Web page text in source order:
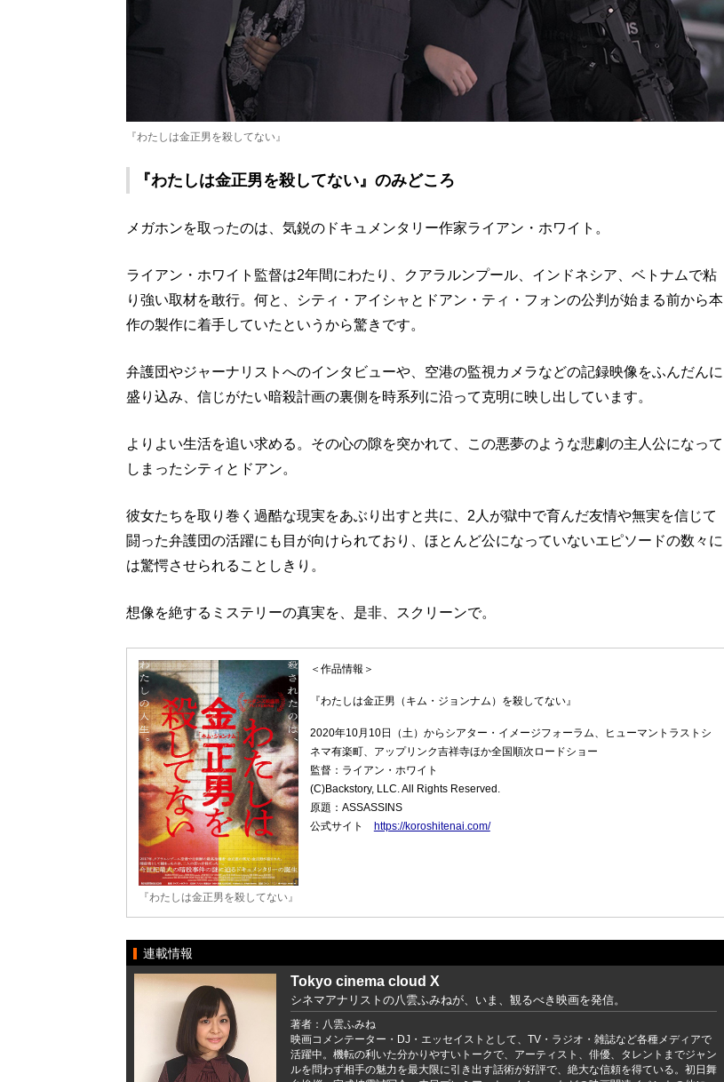
『わたしは金正男を殺してない』
『わたしは金正男を殺してない』のみどころ
メガホンを取ったのは、気鋭のドキュメンタリー作家ライアン・ホワイト。
ライアン・ホワイト監督は2年間にわたり、クアラルンプール、インドネシア、ベトナムで粘
り強い取材を敢行。何と、シティ・アイシャとドアン・ティ・フォンの公判が始まる前から本
作の製作に着手していたというから驚きです。
弁護団やジャーナリストへのインタビューや、空港の監視カメラなどの記録映像をふんだんに
盛り込み、信じがたい暗殺計画の裏側を時系列に沿って克明に映し出しています。
よりよい生活を追い求める。その心の隙を突かれて、この悪夢のような悲劇の主人公になって
しまったシティとドアン。
彼女たちを取り巻く過酷な現実をあぶり出すと共に、2人が獄中で育んだ友情や無実を信じて
闘った弁護団の活躍にも目が向けられており、ほとんど公になっていないエピソードの数々に
は驚愕させられることしきり。
想像を絶するミステリーの真実を、是非、スクリーンで。
『わたしは金正男を殺してない』
＜作品情報＞
『わたしは金正男（キム・ジョンナム）を殺してない』
2020年10月10日（土）からシアター・イメージフォーラム、ヒューマントラストシ
ネマ有楽町、アップリンク吉祥寺ほか全国順次ロードショー
監督：ライアン・ホワイト
(C)Backstory, LLC. All Rights Reserved.
原題：ASSASSINS
公式サイト https://koroshitenai.com/
連載情報
Tokyo cinema cloud X
シネマアナリストの八雲ふみねが、いま、観るべき映画を発信。
著者：八雲ふみね
映画コメンテーター・DJ・エッセイストとして、TV・ラジオ・雑誌など各種メディアで
活躍中。機転の利いた分かりやすいトークで、アーティスト、俳優、タレントまでジャン
ルを問わず相手の魅力を最大限に引き出す話術が好評で、絶大な信頼を得ている。初日舞